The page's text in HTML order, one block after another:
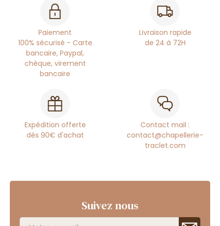
Paiement
100% sécurisé - Carte
bancaire, Paypal,
chèque, virement
bancaire
Livraison rapide
de 24 à 72H
Expédition offerte
dès 90€ d'achat
Contact mail :
contact@chapellerie-
traclet.com
Suivez nous